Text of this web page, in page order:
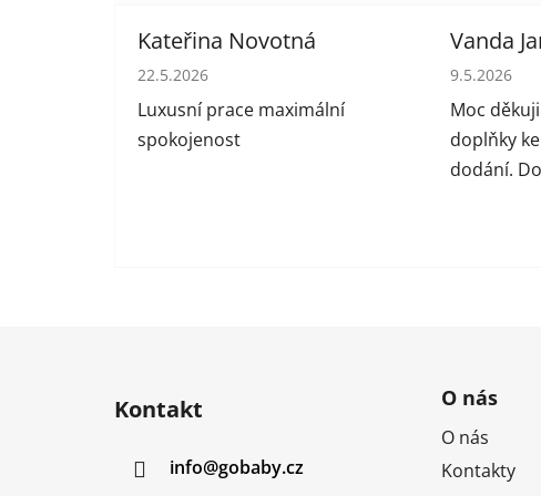
Kateřina Novotná
Hodnocení obchodu je 5 z 5 hvězdiček.
22.5.2026
Luxusní prace maximální
spokojenost
Vanda
9.5.2026
Moc
doplňky
dodání.
Kontakt
info@gobaby.cz
O nás
O nás
Kontakty